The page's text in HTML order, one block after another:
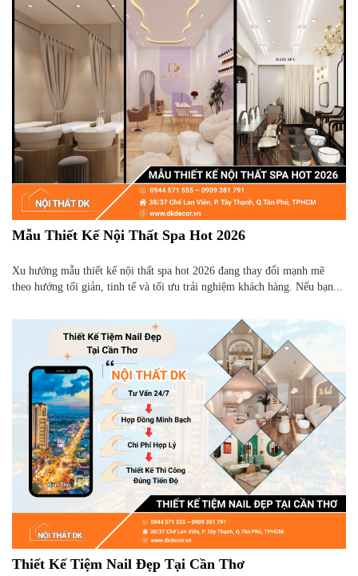
Mẫu Thiết Kế Nội Thất Spa Hot 2026
Xu hướng mẫu thiết kế nội thất spa hot 2026 đang thay đổi mạnh mẽ
theo hướng tối giản, tinh tế và tối ưu trải nghiệm khách hàng. Nếu bạn...
Thiết Kế Tiệm Nail Đẹp Tại Cần Thơ